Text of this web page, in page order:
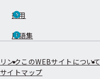
採用
用語集
リンク このWEBサイトについて
サイトマップ